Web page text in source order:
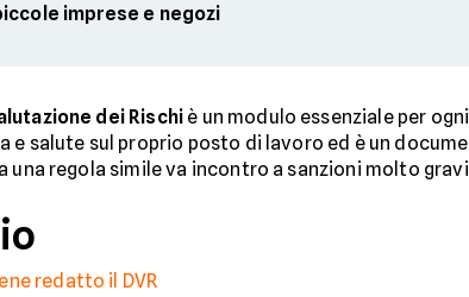
imprese e negozi
dei Rischi è un modulo essenziale per
e salute sul proprio posto di lavoro ed è un
una regola simile va incontro a sanzioni molto
redatto il DVR